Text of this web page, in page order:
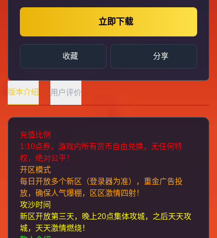
立即下载
收藏 分享
版本介绍 用户评价
充值比例
1:10点券，游戏内所有货币自由兑换，无任何特
权，绝对公平！
开区模式
每日开放多个新区（登录器为准），重金广告投
放，确保人气爆棚，区区激情四射！
攻沙时间
新区开放第三天，晚上20点集体攻城，之后天天攻
城，天天激情燃烧！